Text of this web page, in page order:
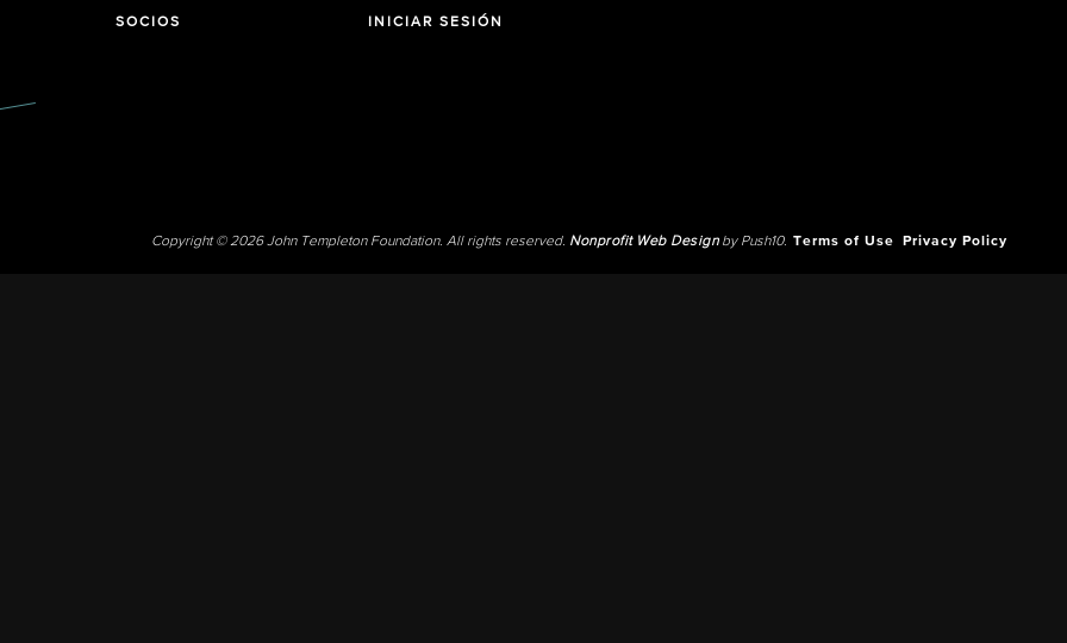
SOCIOS INICIAR SESIÓN
Copyright © 2026 John Templeton Foundation. All rights reserved. Nonprofit Web Designby Push10. Terms of Use Privacy Policy